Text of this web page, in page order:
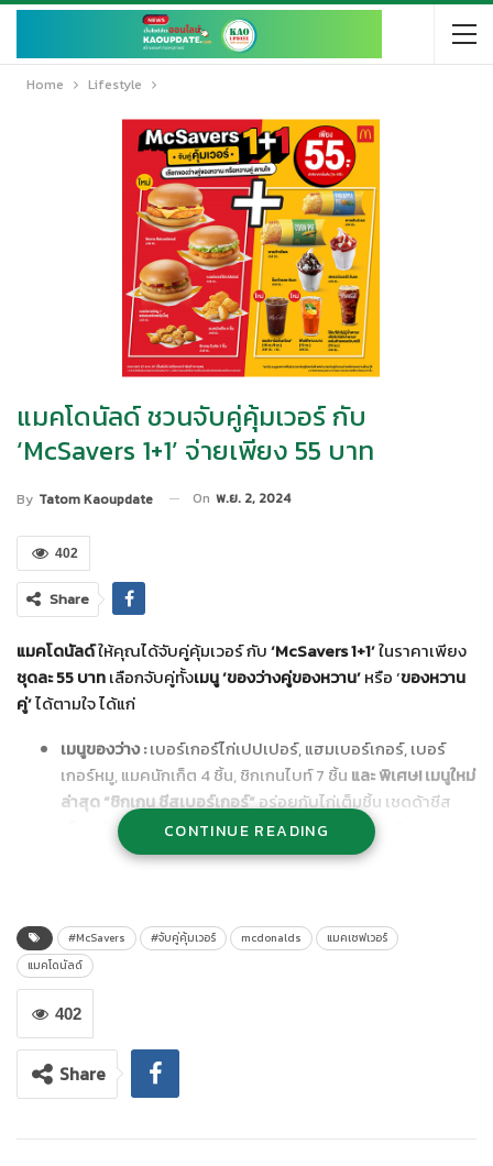
Home Lifestyle
แมคโดนัลด์ ชวนจับคู่คุ้มเวอร์ กับ
‘McSavers 1+1’ จ่ายเพียง 55 บาท
By Tatom Kaoupdate On พ.ย. 2, 2024
402
Share
แมคโดนัลด์ให้คุณได้จับคู่คุ้มเวอร์ กับ‘McSavers 1+1’ในราคาเพียง
ชุดละ55 บาทเลือกจับคู่ทั้งเมนู‘ของว่างคู่ของหวาน’หรือ ‘ของหวาน
คู่’ได้ตามใจ ได้แก่
เมนูของว่าง :เบอร์เกอร์ไก่เปปเปอร์, แฮมเบอร์เกอร์, เบอร์
เกอร์หมู, แมคนักเก็ต 4 ชิ้น, ชิกเกนไบท์ 7 ชิ้น และ พิเศษ! เมนูใหม่
ล่าสุด “ชิกเกน ชีสเบอร์เกอร์”อร่อยกับไก่เต็มชิ้น เชดด้าชีส
เต็มแผ่นนำเข้าจากนิวซีแลนด์ กลมกล่อมด้วยรสชาติของซอส
มะเขือเทศ ที่ตัดกับมัสตาร์ดฉ่ำๆ
ไปรท์ไม่มีน้ำตาล, แฟนต้า สตรอว์เบอร์รีพร้อมเสริมทัพเมนู
ใหม่! ฟิวซ์ทีชามะนาว
มาจับคู่แบบคุ้มเวอร์ กับ ‘McSavers 1+1 ในราคาเพียงชุดละ 55 บาท
ได้ตั้งแต่วันนี้เป็นต้นไปที่ร้านแมคโดนัลด์เฉพาะสาขา ที่ร่วมรายการ
และ บริการ ไดร์ฟ ทรู (Drive Thru) สามารถตรวจสอบสาขาที่ร่วม
รายการได้ที่ https://bit.ly/McSaver หรือ ติดตามรายละเอียดเพิ่ม
CONTINUE READING
#McSavers #จับคู่คุ้มเวอร์ mcdonalds
แมคเซฟเวอร์
แมคโดนัลด์
402
Share